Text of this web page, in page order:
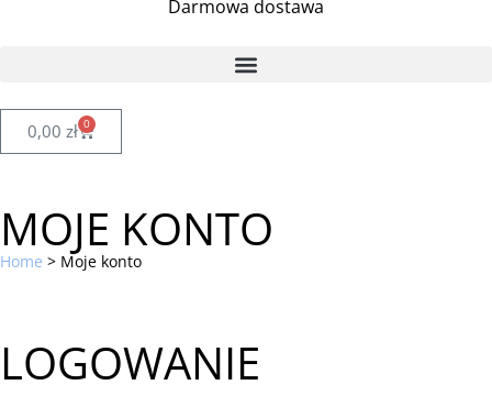
Darmowa dostawa
0,00 zł 0
MOJE KONTO
Home > Moje konto
LOGOWANIE